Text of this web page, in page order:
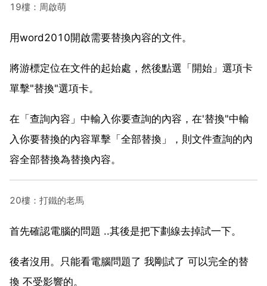
19樓：周啟萌
用word2010開啟需要替換內容的文件。
將游標定位在文件的起始處，然後點選「開始」選項卡
單擊"替換"選項卡。
在「查詢內容」中輸入你要查詢的內容，在'替換"中輸
入你要替換的內容單擊「全部替換」，則文件查詢的內
容全部替換為替換內容。
20樓：打鐵的老馬
首先確認電腦的問題 ..其後是把下劃線去掉試一下。
後者沒用。只能看電腦問題了 我剛試了 可以完全的替
換 不受影響的。